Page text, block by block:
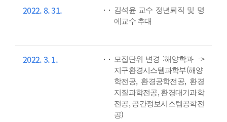
2022. 8. 31.
김석윤 교수 정년퇴직 및 명
예교수 추대
2022. 3. 1.
모집단위 변경 :해양학과 ->
지구환경시스템과학부(해양
학전공, 환경공학전공, 환경
지질과학전공, 환경대기과학
전공, 공간정보시스템공학전
공)